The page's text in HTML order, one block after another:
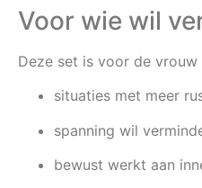
Voor wie wil
Deze set is voor de vrouw
situaties met meer
spanning wil
bewust werkt aan